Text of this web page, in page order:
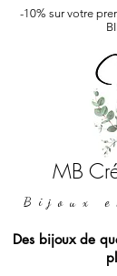
MB
Bijoux
Des bijoux de
-10% sur votre